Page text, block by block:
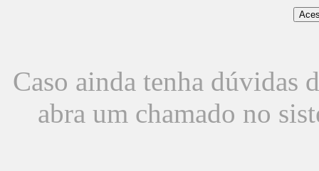
Caso ainda tenha dúvidas
abra um chamado no